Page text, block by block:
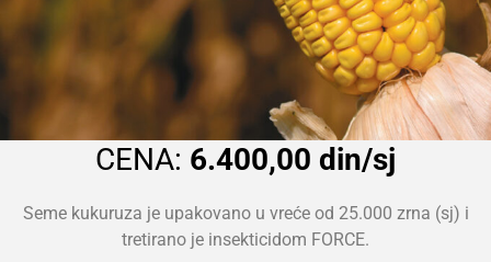
CENA: 6.400,00 din/sj
Seme kukuruza je upakovano u vreće od 25.000 zrna (sj) i
tretirano je insekticidom FORCE.